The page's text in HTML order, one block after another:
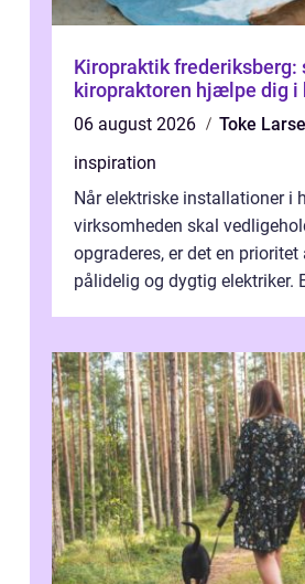
Kiropraktik frederiksberg:
kiropraktoren hjælpe dig i
06 august 2026
Toke
inspiration
Når elektriske installationer i
virksomheden skal
opgraderes, er det en prioritet
pålidelig og dygtig elektriker.